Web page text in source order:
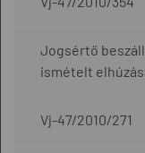
Jogsértő
ismételt
Vj-47/2010/271